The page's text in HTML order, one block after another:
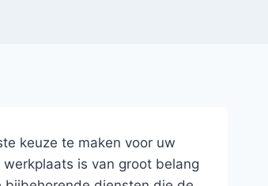
keuze te maken voor uw
is van groot belang